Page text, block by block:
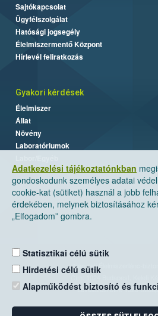
Adatkezelési tájékoztatónkban
gondoskodunk személyes adatai
cookie-kat (sütiket) használ a jobb
érdekében, melynek biztosításához
„Elfogadom” gombra.
Statisztikai célú sütik
Hirdetési célú sütik
Alapműködést biztosító és
Sajtókapcsolat
Ügyfélszolgálat
Hatósági jogsegély
Élelmiszermentő Központ
Hírlevél feliratkozás
Gyakori kérdések
Élelmiszer
Állat
Növény
Laboratóriumok
Nemzeti Élelmiszerlánc-
Levelezési cím: 1525